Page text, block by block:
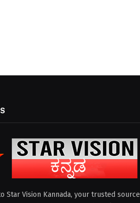
Star Vision Kannada, your trusted source